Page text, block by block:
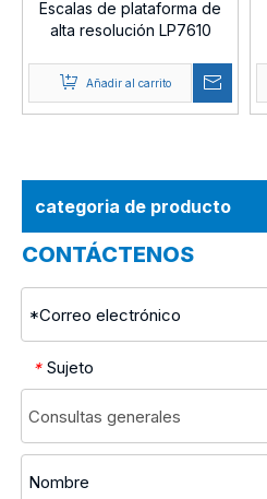
Escalas de plataforma de
alta resolución LP7610
Añadir al carrito
categoria de producto
CONTÁCTENOS
* Sujeto